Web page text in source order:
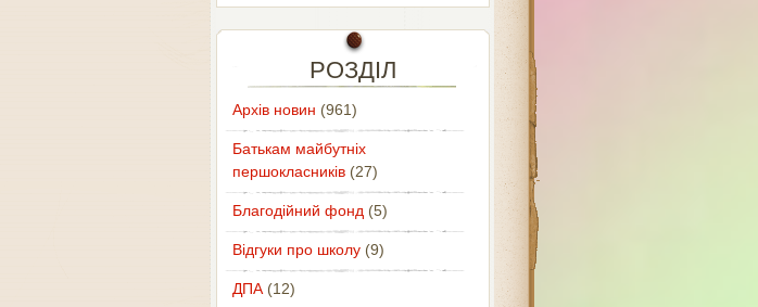
РОЗДІЛ
Архів новин (961)
Батькам майбутніх
першокласників(27)
Благодійний фонд (5)
Відгуки про школу(9)
ДПА(12)